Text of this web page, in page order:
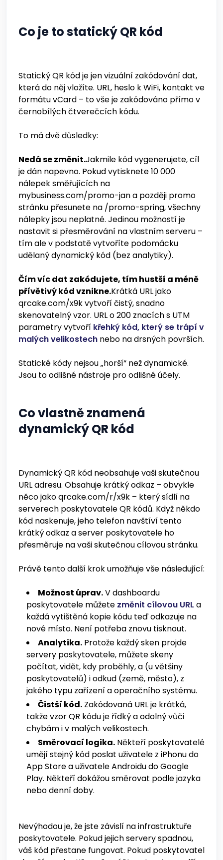
Co je to statický QR kód
Statický QR kód je jen vizuální zakódování dat,
která do něj vložíte. URL, heslo k WiFi, kontakt ve
formátu vCard – to vše je zakódováno přímo v
černobílých čtverečcích kódu.
To má dvě důsledky:
Nedá se změnit.Jakmile kód vygenerujete, cíl
je dán napevno. Pokud vytisknete 10 000
nálepek směřujících na
mybusiness.com/promo-jan a později promo
stránku přesunete na /promo-spring, všechny
nálepky jsou neplatné. Jedinou možností je
nastavit si přesměrování na vlastním serveru –
tím ale v podstatě vytvoříte podomácku
udělaný dynamický kód (bez analytiky).
Čím víc dat zakódujete, tím hustší a méně
přívětivý kód vznikne.Krátká URL jako
qrcake.com/x9k vytvoří čistý, snadno
skenovatelný vzor. URL o 200 znacích s UTM
parametry vytvoří křehký kód, který se trápí v
malých velikostech nebo na drsných površích.
Statické kódy nejsou „horší“ než dynamické.
Jsou to odlišné nástroje pro odlišné účely.
Co vlastně znamená
dynamický QR kód
Dynamický QR kód neobsahuje vaši skutečnou
URL adresu. Obsahuje krátký odkaz – obvykle
něco jako qrcake.com/r/x9k – který sídlí na
serverech poskytovatele QR kódů. Když někdo
kód naskenuje, jeho telefon navštíví tento
krátký odkaz a server poskytovatele ho
přesměruje na vaši skutečnou cílovou stránku.
Právě tento další krok umožňuje vše následující:
Možnost úprav.V dashboardu
poskytovatele můžete změnit cílovou URL a
každá vytištěná kopie kódu teď odkazuje na
nové místo. Není potřeba znovu tisknout.
Analytika. Protože každý sken projde
servery poskytovatele, můžete skeny
počítat, vidět, kdy proběhly, a (u většiny
poskytovatelů) i odkud (země, město), z
jakého typu zařízení a operačního systému.
Čistší kód. Zakódovaná URL je krátká,
takže vzor QR kódu je řídký a odolný vůči
chybám i v malých velikostech.
Směrovací logika. Někteří poskytovatelé
umějí stejný kód poslat uživatele z iPhonu do
App Store a uživatele Androidu do Google
Play. Někteří dokážou směrovat podle jazyka
nebo denní doby.
Nevýhodou je, že jste závislí na infrastruktuře
poskytovatele. Pokud jejich servery spadnou,
váš kód přestane fungovat. Pokud poskytovatel